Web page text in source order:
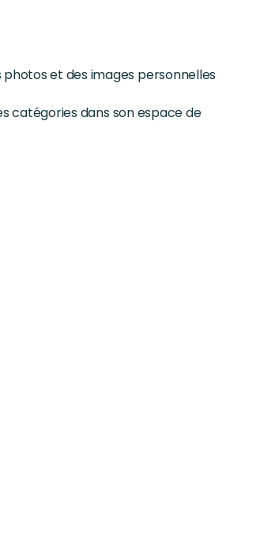
et des images personnelles
catégories dans son espace de